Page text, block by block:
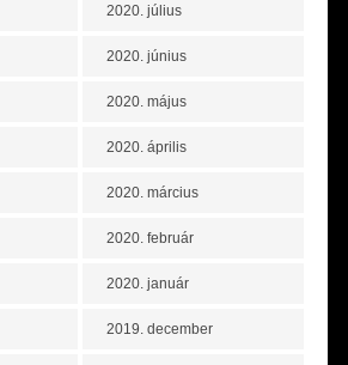
2020. július
2020. június
2020. május
2020. április
2020. március
2020. február
2020. január
2019. december